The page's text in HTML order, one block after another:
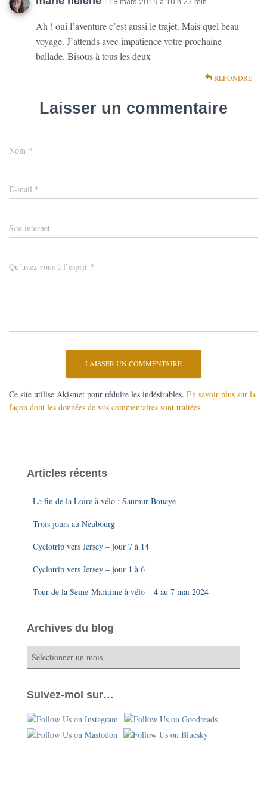
Ah ! oui l’aventure c’est aussi le trajet. Mais quel beau
voyage. J’attends avec impatience votre prochaine
ballade. Bisous à tous les deux
RÉPONDRE
Laisser un commentaire
Nom *
E-mail *
Site internet
Qu’avez vous à l’esprit ?
Ce site utilise Akismet pour réduire les indésirables. En savoir plus sur la
façon dont les données de vos commentaires sont traitées.
Articles récents
La fin de la Loire à vélo : Saumur-Bouaye
Trois jours au Neubourg
Cyclotrip vers Jersey – jour 7 à 14
Cyclotrip vers Jersey – jour 1 à 6
Tour de la Seine-Maritime à vélo – 4 au 7 mai 2024
Archives du blog
h
v
e
Suivez-moi sur…